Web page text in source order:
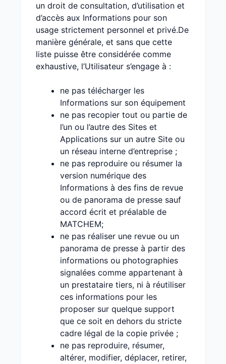
un droit de consultation, d’utilisation et
d’accès aux Informations pour son
usage strictement personnel et privé.De
manière générale, et sans que cette
liste puisse être considérée comme
exhaustive, l’Utilisateur s’engage à :
ne pas télécharger les
Informations sur son équipement
ne pas recopier tout ou partie de
l’un ou l’autre des Sites et
Applications sur un autre Site ou
un réseau interne d’entreprise ;
ne pas reproduire ou résumer la
version numérique des
Informations à des fins de revue
ou de panorama de presse sauf
accord écrit et préalable de
MATCHEM;
ne pas réaliser une revue ou un
panorama de presse à partir des
informations ou photographies
signalées comme appartenant à
un prestataire tiers, ni à réutiliser
ces informations pour les
proposer sur quelque support
que ce soit en dehors du stricte
cadre légal de la copie privée ;
ne pas reproduire, résumer,
altérer, modifier, déplacer, retirer,